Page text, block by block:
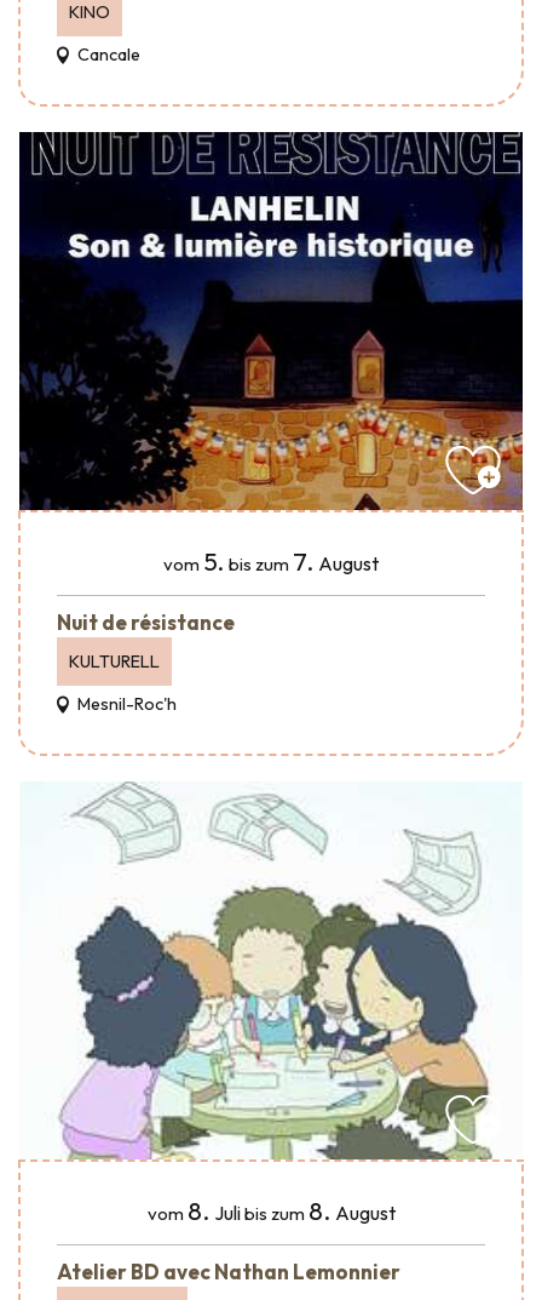
KINO
Cancale
vom 5. bis zum 7. August
Nuit de résistance
KULTURELL
Mesnil-Roc'h
vom 8. Julibis zum 8. August
Atelier BD avec Nathan Lemonnier